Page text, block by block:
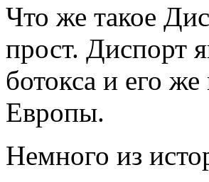
Что же такое
прост. Диспорт
ботокса и его
Европы.
Немного из